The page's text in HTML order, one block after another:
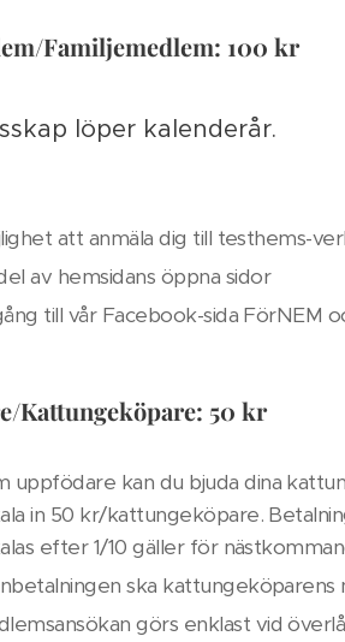
Familjemedlem: 100 kr
löper kalenderår.
att anmäla dig till testhems-
av hemsidans öppna sidor
till vår Facebook-sida FörNEM
Kattungeköpare: 50 kr
uppfödare kan du bjuda dina
in 50 kr/kattungeköpare.
efter 1/10 gäller för
ska kattungeköparens
görs enklast vid